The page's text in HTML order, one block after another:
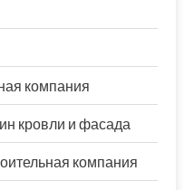
компания
кровли и фасада
компания